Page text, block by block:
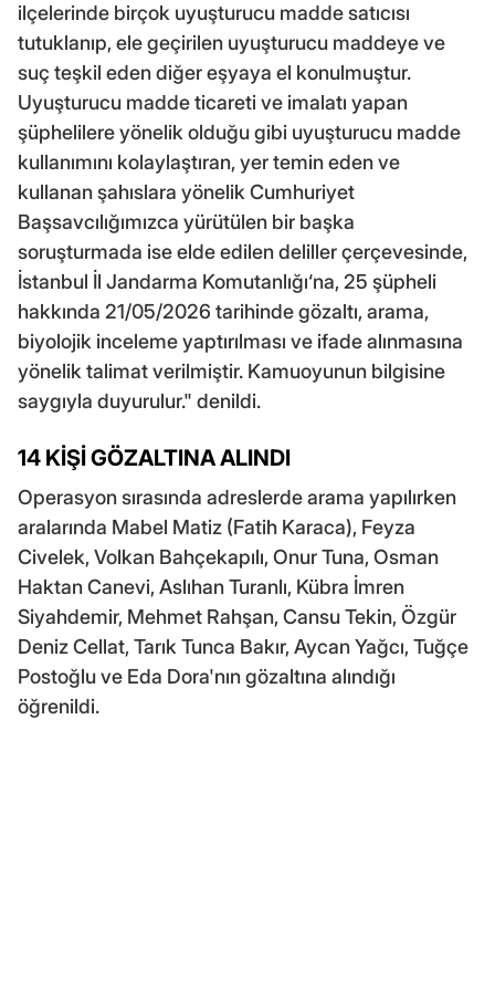
ilçelerinde birçok uyuşturucu madde satıcısı
tutuklanıp, ele geçirilen uyuşturucu maddeye ve
suç teşkil eden diğer eşyaya el konulmuştur.
Uyuşturucu madde ticareti ve imalatı yapan
şüphelilere yönelik olduğu gibi uyuşturucu madde
kullanımını kolaylaştıran, yer temin eden ve
kullanan şahıslara yönelik Cumhuriyet
Başsavcılığımızca yürütülen bir başka
soruşturmada ise elde edilen deliller çerçevesinde,
İstanbul İl Jandarma Komutanlığı‘na, 25 şüpheli
hakkında 21/05/2026 tarihinde gözaltı, arama,
biyolojik inceleme yaptırılması ve ifade alınmasına
yönelik talimat verilmiştir. Kamuoyunun bilgisine
saygıyla duyurulur." denildi.
14 KİŞİ GÖZALTINA ALINDI
Operasyon sırasında adreslerde arama yapılırken
aralarında Mabel Matiz (Fatih Karaca), Feyza
Civelek, Volkan Bahçekapılı, Onur Tuna, Osman
Haktan Canevi, Aslıhan Turanlı, Kübra İmren
Siyahdemir, Mehmet Rahşan, Cansu Tekin, Özgür
Deniz Cellat, Tarık Tunca Bakır, Aycan Yağcı, Tuğçe
Postoğlu ve Eda Dora'nın gözaltına alındığı
öğrenildi.